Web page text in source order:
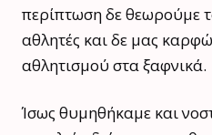
περίπτωση δε θεωρούμε
αθλητές και δε μας
αθλητισμού στα ξαφνικά.
Ίσως θυμηθήκαμε και